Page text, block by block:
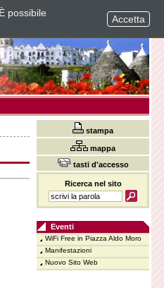
stampa
mappa
tasti d'accesso
Ricerca nel sito
Eventi
WiFi Free in Piazza Aldo Moro
Manifestazioni
Nuovo Sito Web
possibile
Accetta